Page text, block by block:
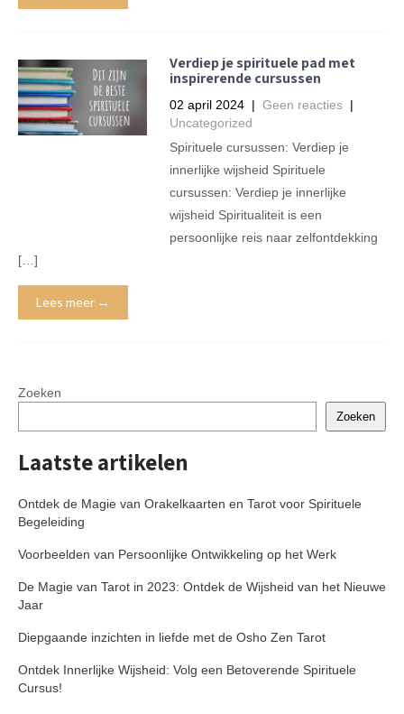
Verdiep je spirituele pad met
inspirerende cursussen
02 april 2024 | Geen reacties |
Uncategorized
Spirituele cursussen: Verdiep je
innerlijke wijsheid Spirituele
cursussen: Verdiep je innerlijke
wijsheid Spiritualiteit is een
persoonlijke reis naar zelfontdekking
[…]
Lees meer →
Zoeken
Zoeken
Laatste artikelen
Ontdek de Magie van Orakelkaarten en Tarot voor Spirituele
Begeleiding
Voorbeelden van Persoonlijke Ontwikkeling op het Werk
De Magie van Tarot in 2023: Ontdek de Wijsheid van het Nieuwe
Jaar
Diepgaande inzichten in liefde met de Osho Zen Tarot
Ontdek Innerlijke Wijsheid: Volg een Betoverende Spirituele
Cursus!